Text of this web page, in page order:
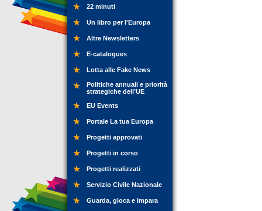
22 minuti
Un libro per l'Europa
Altre Newsletters
E-catalogues
Lotta alle Fake News
Politiche annuali e priorità
strategiche dell’UE
EU Events
Portale La tua Europa
Progetti approvati
Progetti in corso
Progetti realizzati
Servizio Civile Nazionale
Guarda, gioca e impara